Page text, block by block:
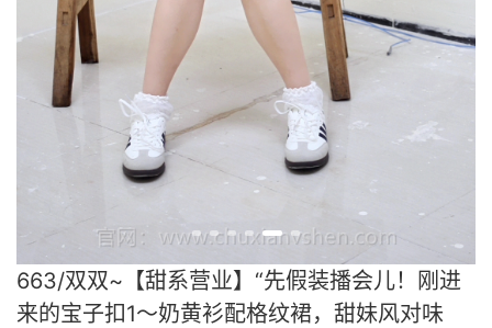
663/双双~【甜系营业】“先假装播会儿！刚进
来的宝子扣1～奶黄衫配格纹裙，甜妹风对味